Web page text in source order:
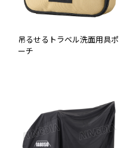
吊るせるトラベル洗面用具ポ
ーチ